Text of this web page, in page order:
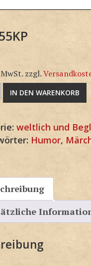
zzgl.
IN DEN WARENKORB
weltlich und
Humor,